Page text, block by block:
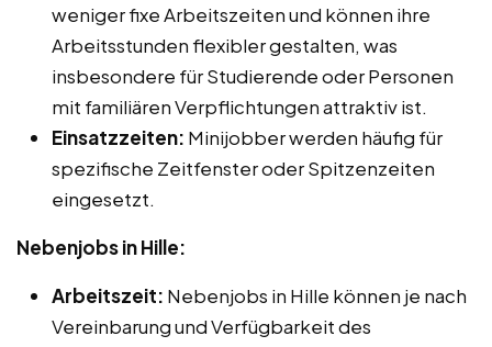
weniger fixe Arbeitszeiten und können ihre
Arbeitsstunden flexibler gestalten, was
insbesondere für Studierende oder Personen
mit familiären Verpflichtungen attraktiv ist.
Einsatzzeiten: Minijobber werden häufig für
spezifische Zeitfenster oder Spitzenzeiten
eingesetzt.
Nebenjobs in Hille:
Arbeitszeit: Nebenjobs in Hille können je nach
Vereinbarung und Verfügbarkeit des